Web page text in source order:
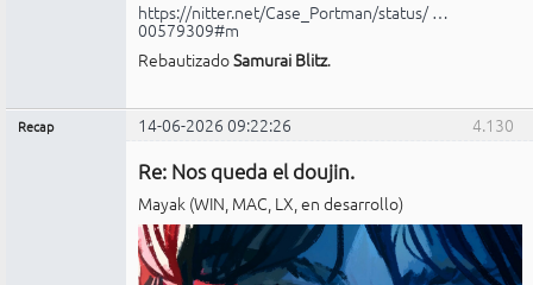
https://nitter.net/Case_Portman/status/ …
00579309#m
RebautizadoSamurai Blitz.
4.130
Recap 14-06-2026 09:22:26
Re: Nos queda el doujin.
Mayak (WIN, MAC, LX, en desarrollo)